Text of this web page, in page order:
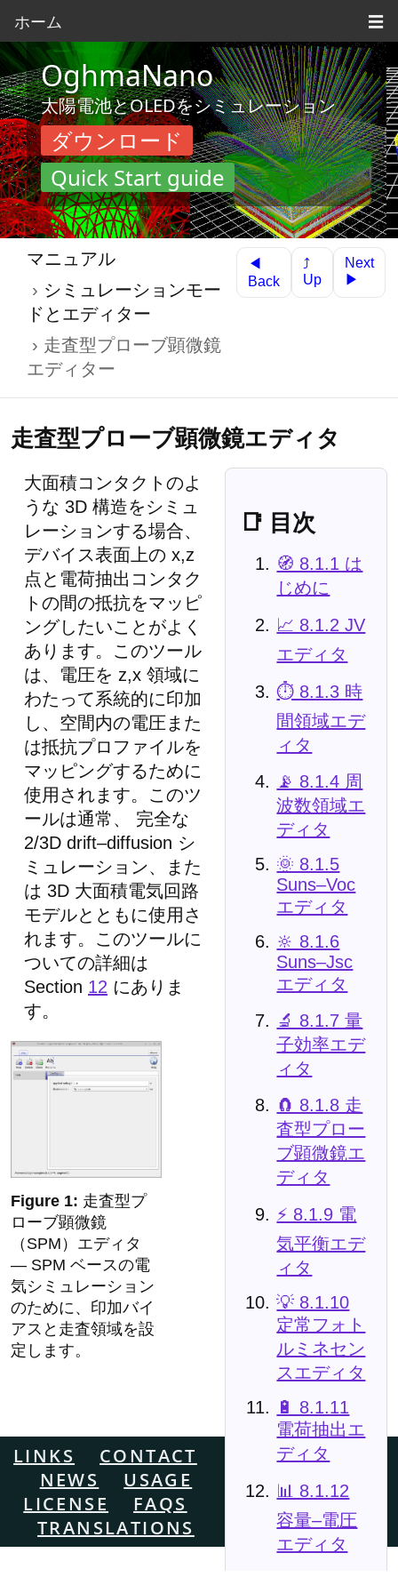
ホーム ☰
OghmaNano
太陽電池とOLEDをシミュレーション
ダウンロード
Quick Start guide
マニュアル
シミュレーションモー
ドとエディター
走査型プローブ顕微鏡
エディター
◀
Back
⤴
Up
Next
▶
走査型プローブ顕微鏡エディタ
📑 目次
🧭 8.1.1 は
じめに
📈 8.1.2 JV
エディタ
⏱️ 8.1.3 時
間領域エデ
ィタ
📡 8.1.4 周
波数領域エ
ディタ
🌞 8.1.5
Suns–Voc
エディタ
🔆 8.1.6
Suns–Jsc
エディタ
🔬 8.1.7 量
子効率エデ
ィタ
🧲 8.1.8 走
査型プロー
ブ顕微鏡エ
ディタ
⚡ 8.1.9 電
気平衡エデ
ィタ
💡 8.1.10
定常フォト
ルミネセン
スエディタ
🔋 8.1.11
電荷抽出エ
ディタ
📊 8.1.12
容量–電圧
エディタ
大面積コンタクトのよ
うな 3D 構造をシミュ
レーションする場合、
デバイス表面上の x,z
点と電荷抽出コンタク
トの間の抵抗をマッピ
ングしたいことがよく
あります。このツール
は、電圧を z,x 領域に
わたって系統的に印加
し、空間内の電圧また
は抵抗プロファイルを
マッピングするために
使用されます。このツ
ールは通常、 完全な
2/3D drift–diffusion シ
ミュレーション、また
は 3D 大面積電気回路
モデルとともに使用さ
れます。このツールに
ついての詳細は
Section 12 にありま
す。
走査型プ
ローブ顕微鏡
（SPM）エディタ
— SPM ベースの電
気シミュレーション
のために、印加バイ
アスと走査領域を設
定します。
LINKS
CONTACT
NEWS
USAGE
LICENSE
FAQS
TRANSLATIONS